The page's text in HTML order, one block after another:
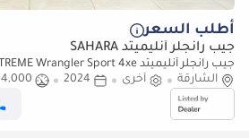
أطلب السعر
جيب رانجلر أنليميتد SAHARA
جيب رانجلر أنليميتد SAHARA SPORT EXTREME Wrangler Sport 4xe
الشارقة
أخرى 2024
4,000 كيلومتر